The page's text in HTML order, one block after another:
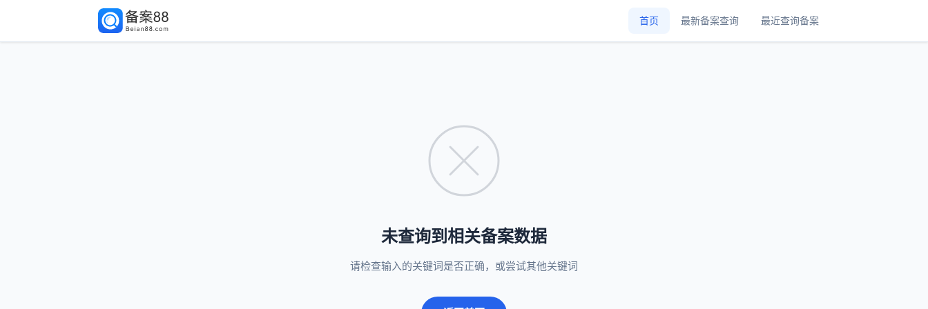
首页 最新备案查询 最近查询备案
未查询到相关备案数据
请检查输入的关键词是否正确，或尝试其他关键词